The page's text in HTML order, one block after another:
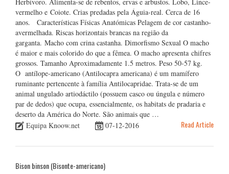
vermelho e Coiote. Crias predadas pela Águia-real. Cerca de 16
anos. Características Físicas Anatómicas Pelagem de cor castanho-
avermelhada. Riscas horizontais brancas na região da
garganta. Macho com crina castanha. Dimorfismo Sexual O macho
é maior e mais colorido do que a fêmea. O macho apresenta chifres
grossos. Tamanho Aproximadamente 1.5 metros. Peso 50-57 kg.
O antílope-americano (Antilocapra americana) é um mamífero
ruminante pertencente à família Antilocapridae. Trata-se de um
animal ungulado artiodáctilo (possuem casco ou úngula e número
par de dedos) que ocupa, essencialmente, os habitats de pradaria e
deserto da América do Norte. São animais que …
Equipa Knoow.net
07-12-2016 Read Article
Bison binson (Bisonte-americano)